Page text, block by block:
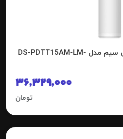
آشکار PIR بیرونی 180 بی سیم مدل DS-PDTT15AM-LM-
36,329,000
تومان